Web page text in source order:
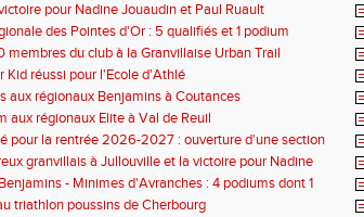
pour Nadine Jouaudin et Paul Ruault
des Pointes d'Or : 5 qualifiés et 1 podium
membres du club à la Granvillaise Urban Trail
Kid réussi pour l'Ecole d'Athlé
aux régionaux Benjamins à Coutances
aux régionaux Elite à Val de Reuil
pour la rentrée 2026-2027 : ouverture d'une section
granvillais à Jullouville et la victoire pour Nadine
Marius Delchard- Minimes d'Avranches : 4 podiums dont 1
triathlon poussins de Cherbourg